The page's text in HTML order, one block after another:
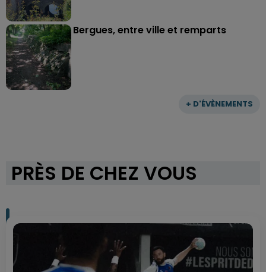
+ D'ÉVÈNEMENTS
Bergues, entre ville et remparts
PRÈS DE CHEZ VOUS